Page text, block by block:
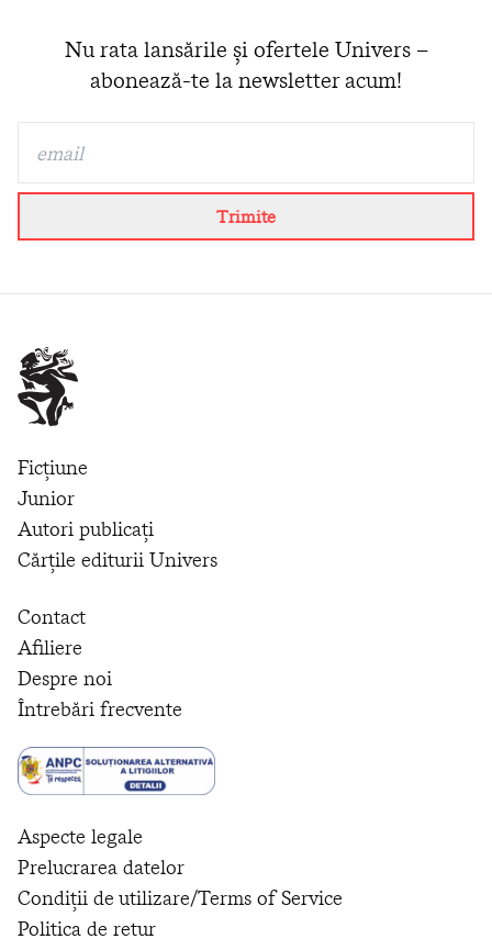
Nu rata lansările și ofertele Univers –
abonează-te la newsletter acum!
Trimite
Ficțiune
Junior
Autori publicați
Cărțile editurii Univers
Contact
Afiliere
Despre noi
Întrebări frecvente
Aspecte legale
Prelucrarea datelor
Condiții de utilizare/Terms of Service
Politica de retur